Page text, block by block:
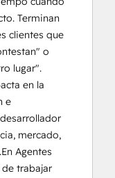
Terminan
clientes que
o
lugar".
en la
e
mercado,
Agentes
de trabajar